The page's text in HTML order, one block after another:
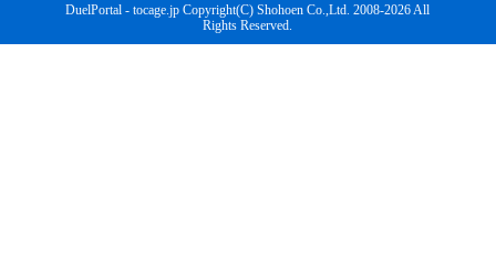
DuelPortal - tocage.jp Copyright(C) Shohoen Co.,Ltd. 2008-2026 All
Rights Reserved.